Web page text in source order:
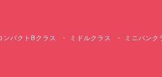
ンパクトBクラス ミドルクラス
ミニバンク